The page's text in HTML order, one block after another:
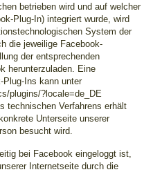
betrieben wird und auf welcher
Plug-In) integriert wurde, wird
System der
die jeweilige Facebook-
der entsprechenden
herunterzuladen. Eine
Plug-Ins kann unter
plugins/?locale=de_DE
technischen Verfahrens erhält
Unterseite unserer
besucht wird.
bei Facebook eingeloggt ist,
Internetseite durch die